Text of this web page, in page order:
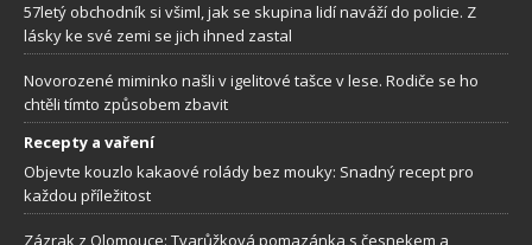
57letý obchodník si všiml, jak se skupina lidí naváží do policie. Z
lásky ke své zemi se jich ihned zastal
Novorozené miminko našli v igelitové tašce v lese. Rodiče se ho
chtěli tímto způsobem zbavit
Recepty a vaření
Objevte kouzlo kakaové rolády bez mouky: Snadný recept pro
každou příležitost
Zázrak z Olomouce: Tvarůžková pomazánka s česnekem a